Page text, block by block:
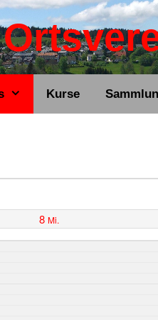
Kurse
8 Mi.